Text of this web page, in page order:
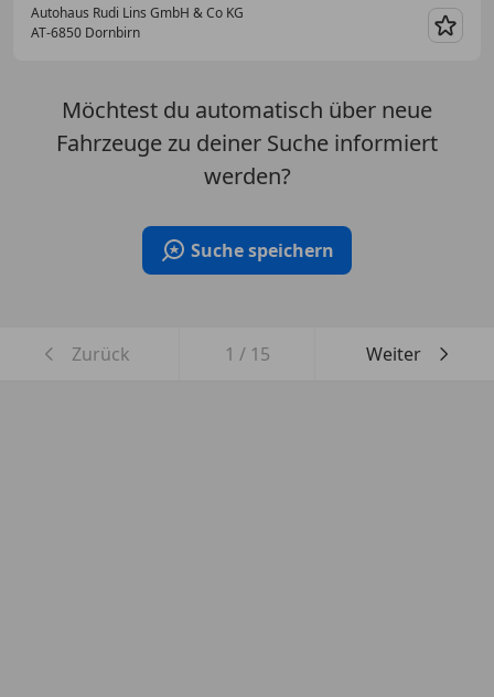
Autohaus Rudi Lins GmbH & Co KG
AT-6850 Dornbirn
Möchtest du automatisch über neue
Fahrzeuge zu deiner Suche informiert
werden?
Suche speichern
Zurück 1 / 15 Weiter